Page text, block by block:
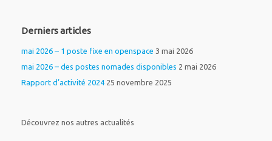
Derniers articles
mai 2026 – 1 poste fixe en openspace 3 mai 2026
mai 2026 – des postes nomades disponibles 2 mai 2026
Rapport d’activité 2024 25 novembre 2025
Découvrez nos autres actualités